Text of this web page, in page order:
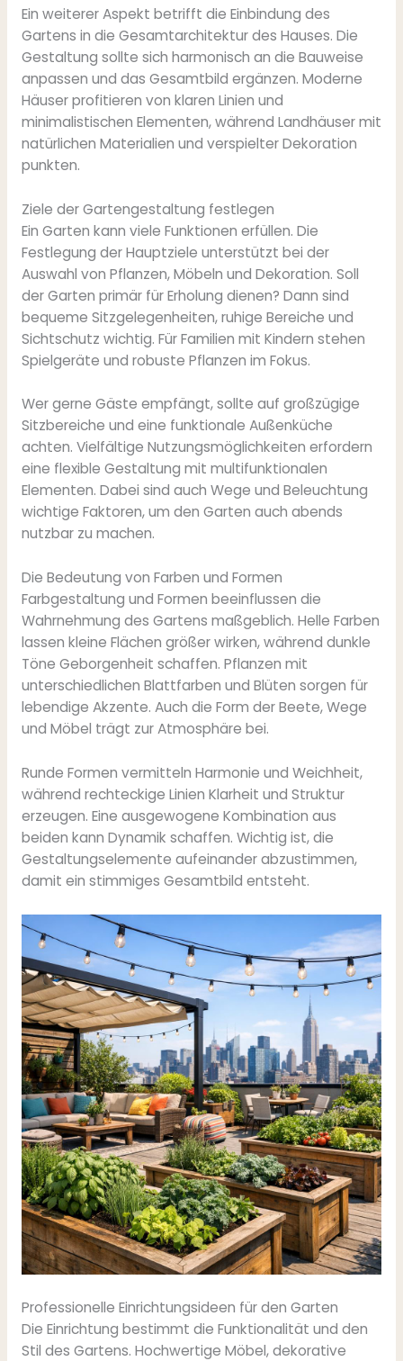
Ein weiterer Aspekt betrifft die Einbindung des
Gartens in die Gesamtarchitektur des Hauses. Die
Gestaltung sollte sich harmonisch an die Bauweise
anpassen und das Gesamtbild ergänzen. Moderne
Häuser profitieren von klaren Linien und
minimalistischen Elementen, während Landhäuser mit
natürlichen Materialien und verspielter Dekoration
punkten.
Ziele der Gartengestaltung festlegen
Ein Garten kann viele Funktionen erfüllen. Die
Festlegung der Hauptziele unterstützt bei der
Auswahl von Pflanzen, Möbeln und Dekoration. Soll
der Garten primär für Erholung dienen? Dann sind
bequeme Sitzgelegenheiten, ruhige Bereiche und
Sichtschutz wichtig. Für Familien mit Kindern stehen
Spielgeräte und robuste Pflanzen im Fokus.
Wer gerne Gäste empfängt, sollte auf großzügige
Sitzbereiche und eine funktionale Außenküche
achten. Vielfältige Nutzungsmöglichkeiten erfordern
eine flexible Gestaltung mit multifunktionalen
Elementen. Dabei sind auch Wege und Beleuchtung
wichtige Faktoren, um den Garten auch abends
nutzbar zu machen.
Die Bedeutung von Farben und Formen
Farbgestaltung und Formen beeinflussen die
Wahrnehmung des Gartens maßgeblich. Helle Farben
lassen kleine Flächen größer wirken, während dunkle
Töne Geborgenheit schaffen. Pflanzen mit
unterschiedlichen Blattfarben und Blüten sorgen für
lebendige Akzente. Auch die Form der Beete, Wege
und Möbel trägt zur Atmosphäre bei.
Runde Formen vermitteln Harmonie und Weichheit,
während rechteckige Linien Klarheit und Struktur
erzeugen. Eine ausgewogene Kombination aus
beiden kann Dynamik schaffen. Wichtig ist, die
Gestaltungselemente aufeinander abzustimmen,
damit ein stimmiges Gesamtbild entsteht.
Professionelle Einrichtungsideen für den Garten
Die Einrichtung bestimmt die Funktionalität und den
Stil des Gartens. Hochwertige Möbel, dekorative